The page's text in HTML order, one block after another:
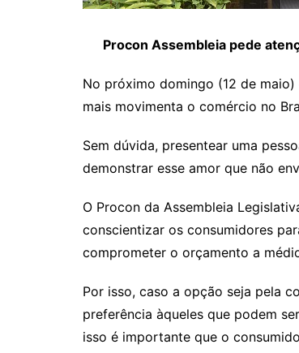
Procon Assembleia pede
No próximo domingo (12 de
mais movimenta o comércio no
Sem dúvida, presentear uma
demonstrar esse amor que não
O Procon da Assembleia
conscientizar os consumidores
comprometer o orçamento a
Por isso, caso a opção seja pela
preferência àqueles que podem
isso é importante que o